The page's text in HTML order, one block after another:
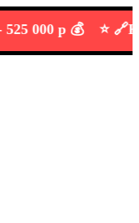
р 💰 ⭐️ 🔗 KTM